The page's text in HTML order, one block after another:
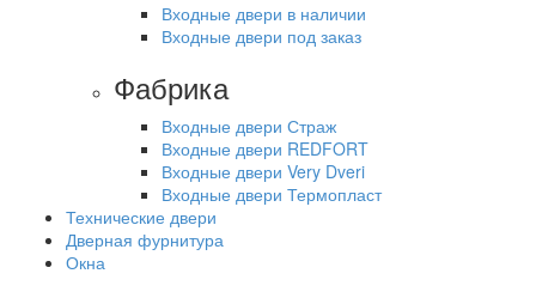
Входные двери в наличии
Входные двери под заказ
Фабрика
Входные двери Страж
Входные двери REDFORT
Входные двери Very Dveri
Входные двери Термопласт
Технические двери
Дверная фурнитура
Окна